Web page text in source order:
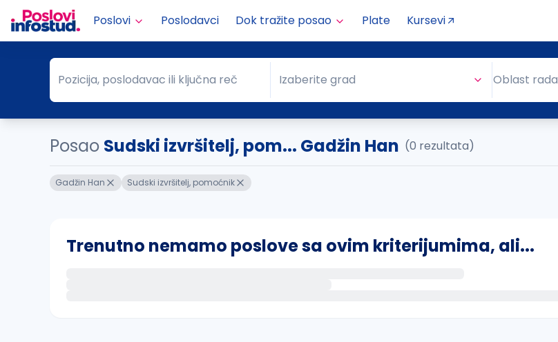
Poslovi Poslodavci Dok tražite posao Plate Kursevi
Pozicija, poslodavac ili ključna reč
Pozicija, poslodavac ili ključna reč Grad
Izaberite grad Oblast rada
Posao Sudski izvršitelj, pom... Gadžin Han (0 rezultata)
Gadžin Han Sudski izvršitelj, pomoćnik
Trenutno nemamo poslove sa ovim kriterijumima, ali...